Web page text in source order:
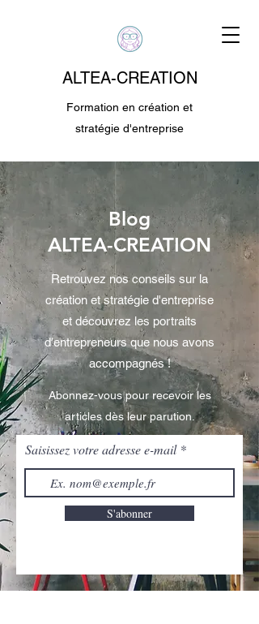
ALTEA-CREATION
Formation en création et
stratégie d'entreprise
Blog
ALTEA-CREATION
Retrouvez nos conseils sur la
création et stratégie d'entreprise
et découvrez les portraits
d'entrepreneurs que nous avons
accompagnés !
Abonnez-vous pour recevoir les
articles dès leur parution.
Saisissez votre adresse e-mail
S'abonner